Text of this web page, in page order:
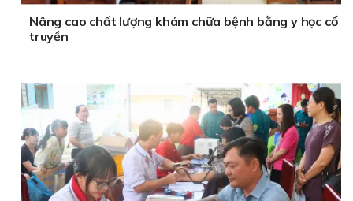
Nâng cao chất lượng khám chữa bệnh bằng y học cổ
truyền